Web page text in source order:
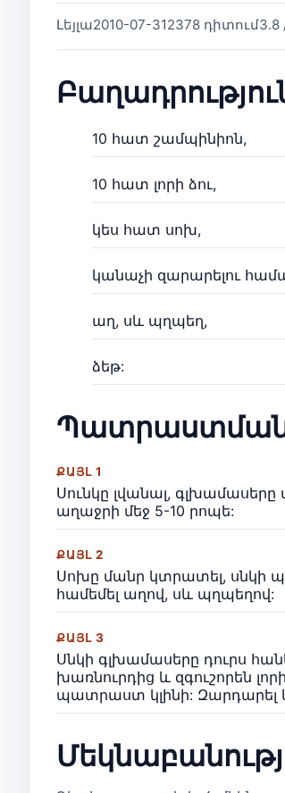
Լեյլա2010-07-312378 դիտում3.8
10 հատ շամպինիոն,
10 հատ լորի ձու,
կես հատ սոխ,
կանաչի զարարելու
աղ, սև պղպեղ,
ձեթ:
ՔԱՅԼ 1
Սունկը լվանալ,
աղաջրի մեջ 5-10 րոպե:
ՔԱՅԼ 2
Սոխը մանր կտրատել, սնկի
համեմել աղով, սև պղպեղով:
ՔԱՅԼ 3
Սնկի գլխամասերը դուրս
խառնուրդից և զգուշորեն
պատրաստ կլինի: Զարդարել